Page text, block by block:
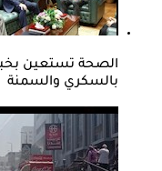
الصحة تستعين
بالسكري والسمنة